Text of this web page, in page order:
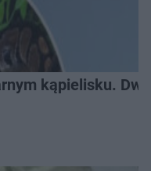
kąpielisku.